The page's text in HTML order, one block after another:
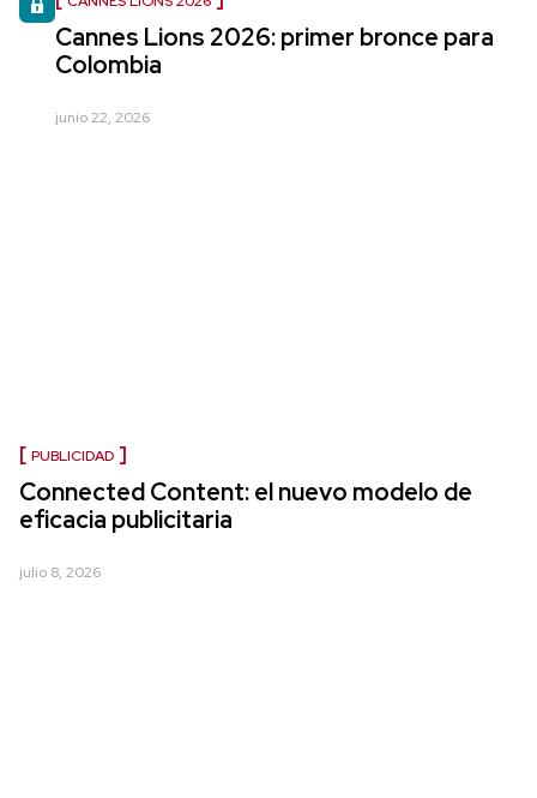
Cannes Lions 2026: primer bronce para
Colombia
junio 22, 2026
PUBLICIDAD
Connected Content: el nuevo modelo de
eficacia publicitaria
julio 8, 2026